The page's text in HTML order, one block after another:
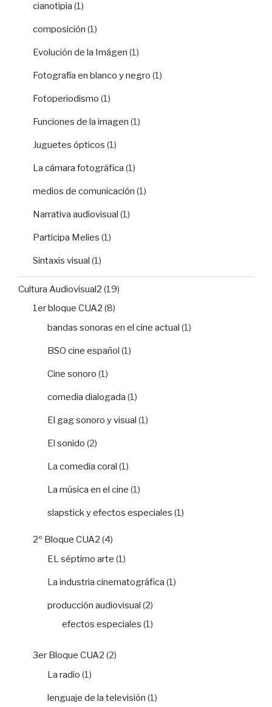
cianotipia (1)
composición (1)
Evolución de la Imágen (1)
Fotografía en blanco y negro (1)
Fotoperiodismo (1)
Funciones de la imagen (1)
Juguetes ópticos (1)
La cámara fotográfica (1)
medios de comunicación (1)
Narrativa audiovisual (1)
Participa Melies (1)
Sintaxis visual (1)
Cultura Audiovisual2 (19)
1er bloque CUA2 (8)
bandas sonoras en el cine actual (1)
BSO cine español (1)
Cine sonoro (1)
comedia dialogada (1)
El gag sonoro y visual (1)
El sonido (2)
La comedia coral (1)
La música en el cine (1)
slapstick y efectos especiales (1)
2º Bloque CUA2 (4)
EL séptimo arte (1)
La industria cinematográfica (1)
producción audiovisual (2)
efectos especiales (1)
3er Bloque CUA2 (2)
La radio (1)
lenguaje de la televisión (1)